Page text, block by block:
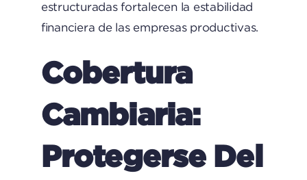
estructuradas fortalecen la estabilidad
financiera de las empresas productivas.
Cobertura
Cambiaria:
Protegerse Del